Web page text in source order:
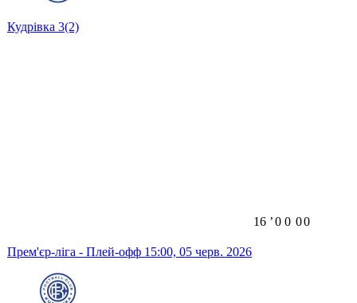
Кудрівка 3(2)
Прем'єр-ліга - Плей-офф 15:00, 05 черв. 2026
16 ʼ0 0 00